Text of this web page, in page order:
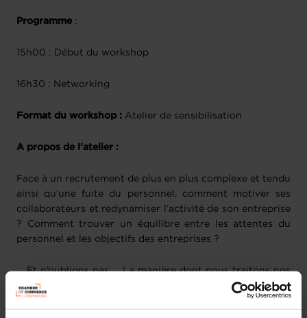
Programme :
15h00 : Début du workshop
16h30 : Networking
Format du workshop : Atelier de sensibilisation
A propos de l’atelier :
Face à un recrutement de plus en plus complexe et tendu
ainsi qu’une fuite du personnel, comment motiver ses
collaborateurs et redynamiser l’activité de son entreprise
? Comment trouver un équilibre entre les attentes du
personnel et les objectifs des entreprises ?
… Et n’oublions pas … La manière dont nous traitons nos
collaborateurs est primordial pour leur donner de